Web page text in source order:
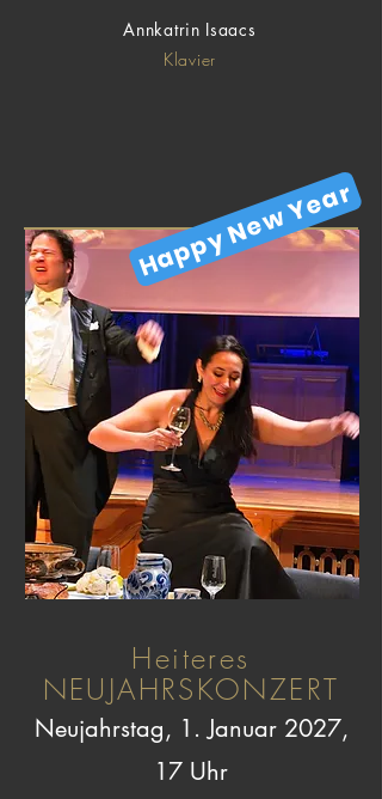
Annkatrin Isaacs
Klavier
Happy New Year
Heiteres
NEUJAHRSKONZERT
Neujahrstag, 1. Januar 2027,
17 Uhr